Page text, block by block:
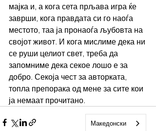
мајка и, а кога сета прљава игра ќе
заврши, кога правдата си го наоѓа
местото, таа ја пронаоѓа љубовта на
својот живот. И кога мислиме дека ни
се руши целиот свет, треба да
запомниме дека секое лошо е за
добро. Секоја чест за авторката,
топла препорака од мене за сите кои
ја немаат прочитано.
Македонски